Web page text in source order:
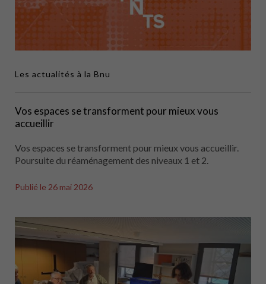
Les actualités à la Bnu
Vos espaces se transforment pour mieux vous
accueillir
Vos espaces se transforment pour mieux vous accueillir.
Poursuite du réaménagement des niveaux 1 et 2.
Publié le 26 mai 2026